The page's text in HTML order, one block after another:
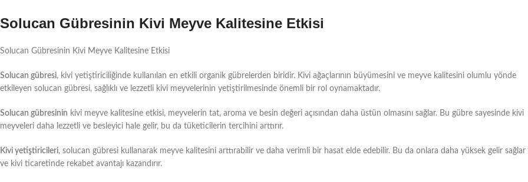
Solucan Gübresinin Kivi Meyve Kalitesine Etkisi
Solucan Gübresinin Kivi Meyve Kalitesine Etkisi
Solucan gübresi, kivi yetiştiriciliğinde kullanılan en etkili organik gübrelerden biridir. Kivi ağaçlarının büyümesini ve meyve kalitesini olumlu yönde
etkileyen solucan gübresi, sağlıklı ve lezzetli kivi meyvelerinin yetiştirilmesinde önemli bir rol oynamaktadır.
Solucan gübresinin kivi meyve kalitesine etkisi, meyvelerin tat, aroma ve besin değeri açısından daha üstün olmasını sağlar. Bu gübre sayesinde kivi
meyveleri daha lezzetli ve besleyici hale gelir, bu da tüketicilerin tercihini arttırır.
Kivi yetiştiricileri, solucan gübresi kullanarak meyve kalitesini arttırabilir ve daha verimli bir hasat elde edebilir. Bu da onlara daha yüksek gelir sağlar
ve kivi ticaretinde rekabet avantajı kazandırır.